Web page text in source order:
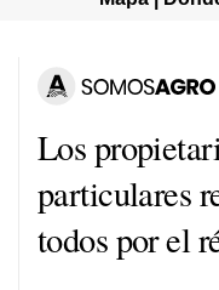
Los
particulares
todos por el